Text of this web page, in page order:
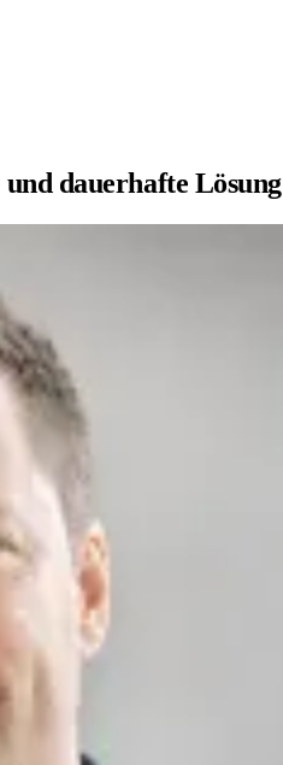
dauerhafte Lösung